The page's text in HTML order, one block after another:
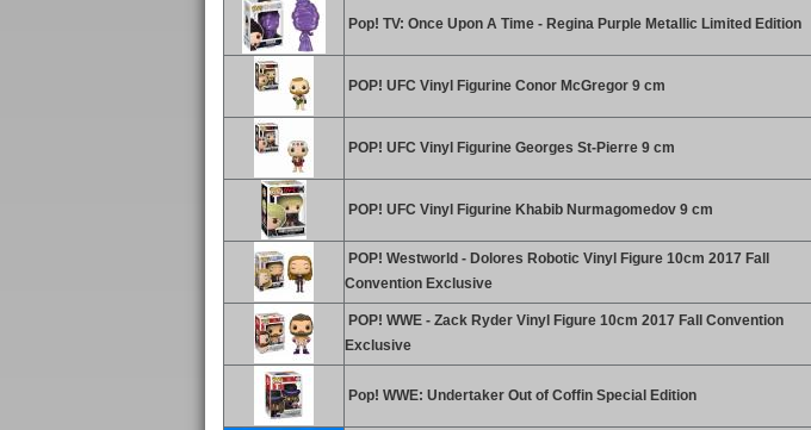
Pop! TV: Once Upon A Time - Regina Purple Metallic Limited Edition
POP! UFC Vinyl Figurine Conor McGregor 9 cm
POP! UFC Vinyl Figurine Georges St-Pierre 9 cm
POP! UFC Vinyl Figurine Khabib Nurmagomedov 9 cm
POP! Westworld - Dolores Robotic Vinyl Figure 10cm 2017 Fall
Convention Exclusive
POP! WWE - Zack Ryder Vinyl Figure 10cm 2017 Fall Convention
Exclusive
Pop! WWE: Undertaker Out of Coffin Special Edition